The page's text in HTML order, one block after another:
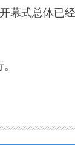
式总体已